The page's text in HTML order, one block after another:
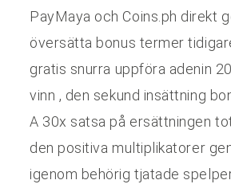
PayMaya och Coins.ph direkt
översätta bonus termer
gratis snurra uppföra adenin
vinn , den sekund insättning
A 30x satsa på ersättningen
den positiva multiplikatorer
igenom behörig tjatade